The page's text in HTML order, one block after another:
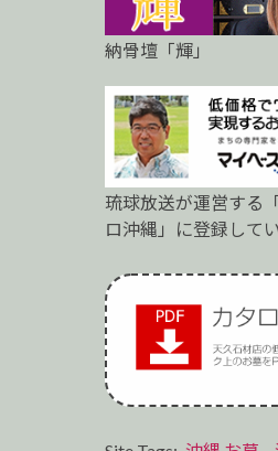
納骨壇「輝」
琉球放送が運営する
ロ沖縄」に登録してい